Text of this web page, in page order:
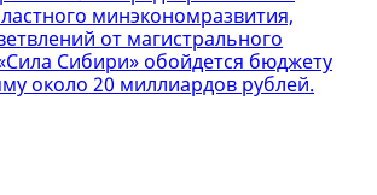
минэкономразвития,
от магистрального
Сибири» обойдется бюджету
около 20 миллиардов рублей.